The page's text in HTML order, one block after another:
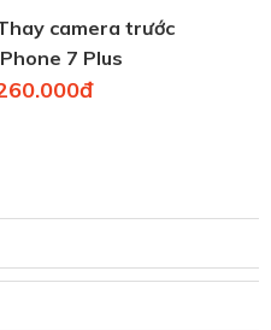
camera trước
7 Plus